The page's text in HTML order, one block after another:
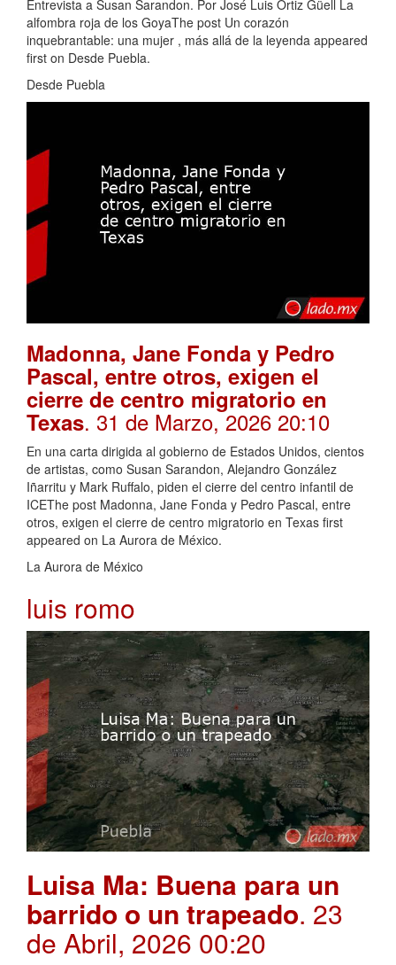
Entrevista a Susan Sarandon. Por José Luis Ortiz Güell La
alfombra roja de los GoyaThe post Un corazón
inquebrantable: una mujer , más allá de la leyenda appeared
first on Desde Puebla.
Desde Puebla
Madonna, Jane Fonda y Pedro
Pascal, entre otros, exigen el
cierre de centro migratorio en
Texas. 31 de Marzo, 2026 20:10
En una carta dirigida al gobierno de Estados Unidos, cientos
de artistas, como Susan Sarandon, Alejandro González
Iñarritu y Mark Ruffalo, piden el cierre del centro infantil de
ICEThe post Madonna, Jane Fonda y Pedro Pascal, entre
otros, exigen el cierre de centro migratorio en Texas first
appeared on La Aurora de México.
La Aurora de México
luis romo
Luisa Ma: Buena para un
barrido o un trapeado. 23
de Abril, 2026 00:20